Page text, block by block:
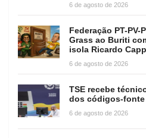
6 de agosto de 2026
Federação PT-
Grass ao Buriti
isola Ricardo
6 de agosto de 2026
TSE recebe
dos códigos-
6 de agosto de 2026